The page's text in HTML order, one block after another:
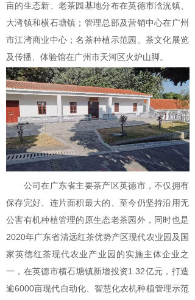
亩的生态新、老茶园基地分布在英德市浛洸镇、
大湾镇和横石塘镇；管理总部及营销中心在广州
市江湾商业中心；名茶种植示范园、茶文化展览
及传播、体验馆在广州市天河区火炉山脚。
公司在广东省主要茶产区英德市，不仅拥有
保存完好、连片面积最大的、至今仍坚持沿用无
公害有机种植管理的原生态老茶园外，同时也是
2020年广东省清远红茶优势产区现代农业园及国
家英德红茶现代农业产业园的实施主体企业之
一，在英德市横石塘镇新增投资1.32亿元，打造
逾6000亩现代自动化、智慧化农机种植管理示范